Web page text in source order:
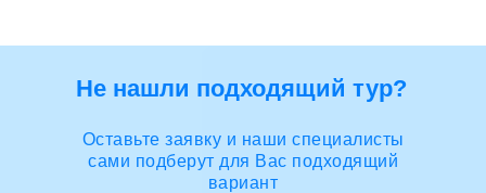
Оставьте заявку и наши специалисты
сами подберут для Вас подходящий
вариант
Не нашли подходящий тур?